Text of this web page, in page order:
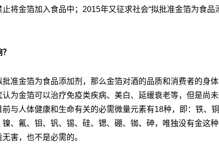
将金箔加入食品中；2015年又征求社会“拟批准金箔为食品
批准金箔为食品添加剂，那么金箔对酒的品质和消费者的身
为金箔可以治疗免疫类疾病、美白、延缓衰老等，但是尚
与人体健康和生命有关的必需微量元素有18种，即：铁、铜
、氟、钼、钒、锡、硅、锶、硼、铷、砷，唯独没有金这
害，也不是必需的。